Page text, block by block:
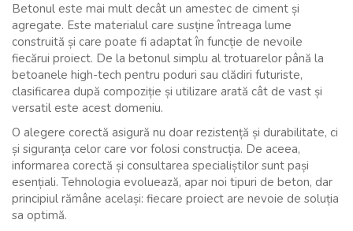
Betonul este mai mult decât un amestec de ciment și
agregate. Este materialul care susține întreaga lume
construită și care poate fi adaptat în funcție de nevoile
fiecărui proiect. De la betonul simplu al trotuarelor până la
betoanele high-tech pentru poduri sau clădiri futuriste,
clasificarea după compoziție și utilizare arată cât de vast și
versatil este acest domeniu.
O alegere corectă asigură nu doar rezistență și durabilitate, ci
și siguranța celor care vor folosi construcția. De aceea,
informarea corectă și consultarea specialiștilor sunt pași
esențiali. Tehnologia evoluează, apar noi tipuri de beton, dar
principiul rămâne același: fiecare proiect are nevoie de soluția
sa optimă.